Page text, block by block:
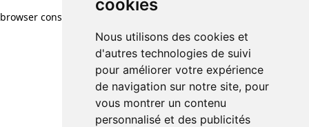
cookies
Nous utilisons des cookies et
d'autres technologies de suivi
pour améliorer votre expérience
de navigation sur notre site, pour
vous montrer un contenu
personnalisé et des publicités
browser console for more information)